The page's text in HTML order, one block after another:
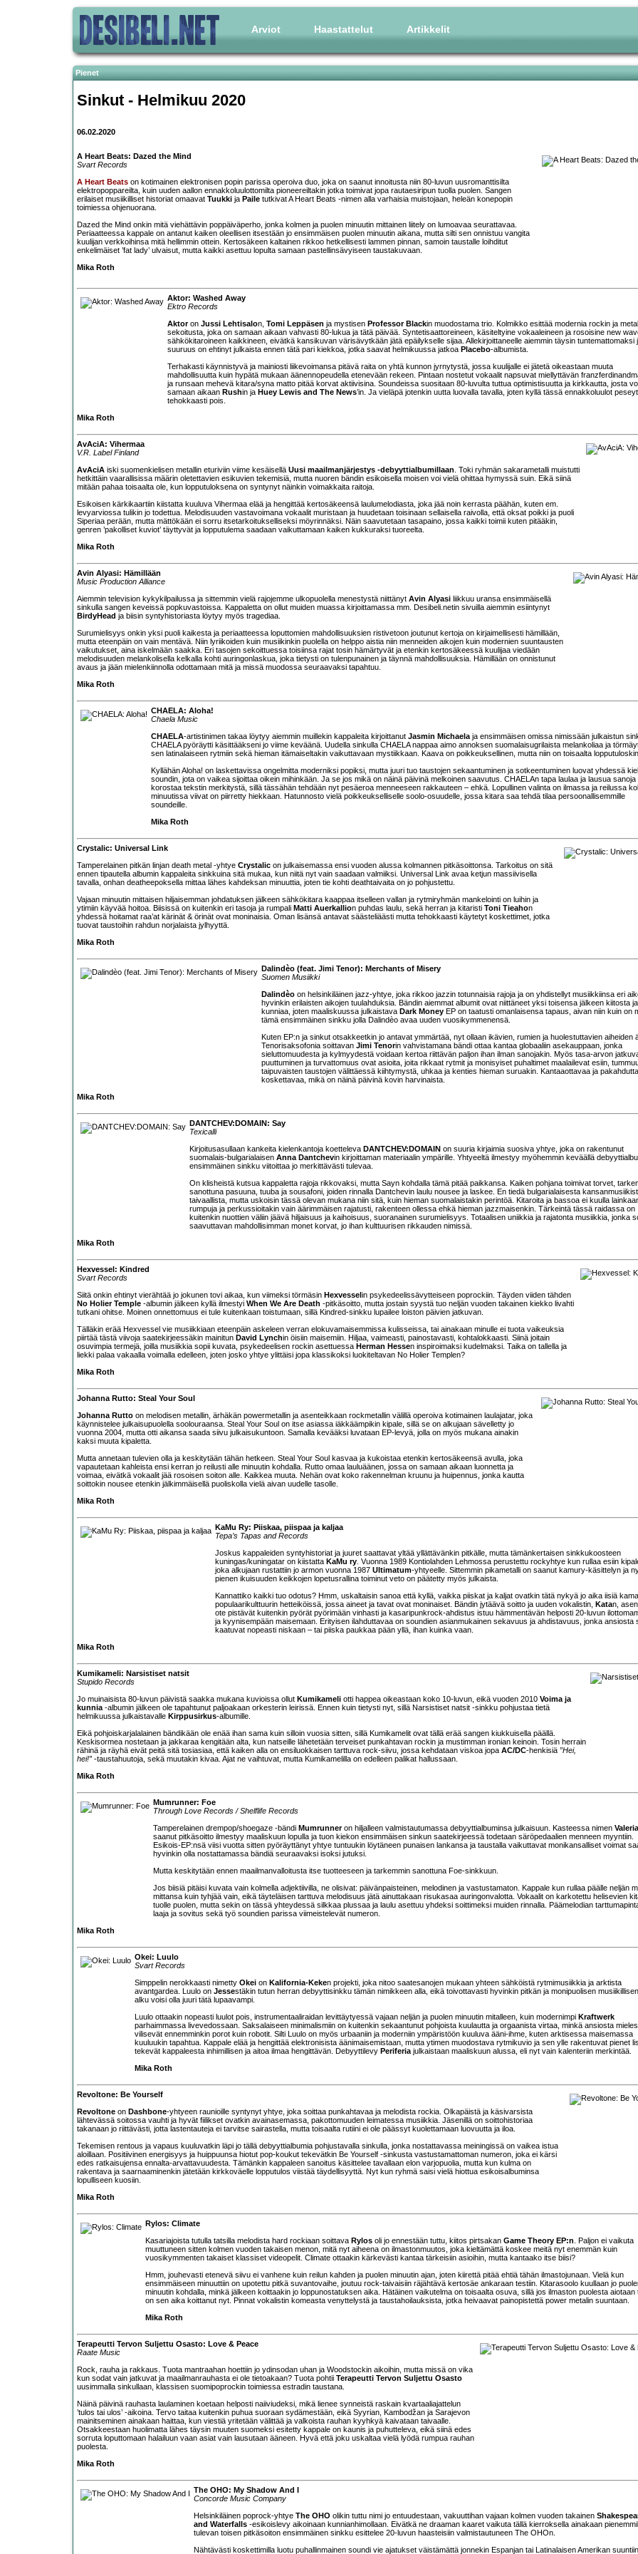
Arviot Haastattelut Artikkelit
Pienet
Sinkut - Helmikuu 2020
06.02.2020
A Heart Beats: Dazed the Mind
Svart Records
A Heart Beats on kotimainen elektronisen popin parissa operoiva duo, joka on saanut innoitusta niin 80-luvun uusromanttisilta
elektropoppareilta, kuin uuden aallon ennakkoluulottomilta pioneereiltakin jotka toimivat jopa rautaesiripun tuolla puolen. Sangen
erilaiset musiikilliset historiat omaavat Tuukki ja Paile tutkivat A Heart Beats -nimen alla varhaisia muistojaan, heleän konepopin
toimiessa ohjenuorana.
Dazed the Mind onkin mitä viehättävin poppäiväperho, jonka kolmen ja puolen minuutin mittainen liitely on lumoavaa seurattavaa.
Periaatteessa kappale on antanut kaiken oleellisen itsestään jo ensimmäisen puolen minuutin aikana, mutta silti sen onnistuu vangita
kuulijan verkkoihinsa mitä hellimmin ottein. Kertosäkeen kaltainen rikkoo hetkellisesti lammen pinnan, samoin taustalle loihditut
enkelimäiset ’fat lady’ ulvaisut, mutta kaikki asettuu lopulta samaan pastellinsävyiseen taustakuvaan.
Mika Roth
Aktor: Washed Away
Ektro Records
Aktoron Jussi Lehtisalon, Tomi Leppäsen ja mystisen Professor Blackin muodostama trio. Kolmikko esittää modernia rockin ja
sekoitusta, joka on samaan aikaan vahvasti 80-lukua ja tätä päivää. Syntetisaattoreineen, käsiteltyine vokaaleineen ja rosoisine new
sähkökitaroineen kaikkineen, eivätkä kansikuvan värisävytkään jätä epäilykselle sijaa. Allekirjoittaneelle aiemmin täysin tuntemattomaksi
suuruus on ehtinyt julkaista ennen tätä pari kiekkoa, jotka saavat helmikuussa jatkoa Placebo-albumista.
Terhakasti käynnistyvä ja mainiosti liikevoimansa pitävä raita on yhtä kunnon jyrnytystä, jossa kuulijalle ei jätetä oikeastaan muuta
mahdollisuutta kuin hypätä mukaan äänennopeudella etenevään rekeen. Pintaan nostetut vokaalit napsuvat miellyttävän
ja runsaan mehevä kitara/syna matto pitää korvat aktiivisina. Soundeissa suositaan 80-luvulta tuttua optimistisuutta ja kirkkautta, josta
samaan aikaan Rushin ja Huey Lewis and The News’in. Ja vieläpä jotenkin uutta luovalla tavalla, joten kyllä tässä ennakkoluulot
tehokkaasti pois.
Mika Roth
AvAciA: Vihermaa
V.R. Label Finland
AvAciA iski suomenkielisen metallin eturiviin viime kesäisellä Uusi maailmanjärjestys -debyyttialbumillaan . Toki ryhmän sakarametalli muistutti
hetkittäin vaarallisissa määrin oletettavien esikuvien tekemisiä, mutta nuoren bändin esikoisella moisen voi vielä ohittaa hymyssä suin. Eikä siinä
mitään pahaa toisaalta ole, kun lopputuloksena on syntynyt näinkin voimakkaita raitoja.
Esikoisen kärkikaartiin kiistatta kuuluva Vihermaa elää ja hengittää kertosäkeensä laulumelodiasta, joka jää noin kerrasta päähän, kuten em.
levyarviossa tulikin jo todettua. Melodisuuden vastavoimana vokaalit muristaan ja huudetaan toisinaan sellaisella raivolla, että oksat poikki ja puoli
Siperiaa perään, mutta mättökään ei sorru itsetarkoitukselliseksi möyrinnäksi. Näin saavutetaan tasapaino, jossa kaikki toimii kuten pitääkin,
genren ’pakolliset kuviot’ täyttyvät ja lopputulema saadaan vaikuttamaan kaiken kukkuraksi tuoreelta.
Mika Roth
Avin Alyasi: Hämillään
Music Production Alliance
Aiemmin television kykykilpailussa ja sittemmin vielä rajojemme ulkopuolella menestystä niittänyt Avin Alyasi liikkuu uransa ensimmäisellä
sinkulla sangen keveissä popkuvastoissa. Kappaletta on ollut muiden muassa kirjoittamassa mm. Desibeli.netin sivuilla aiemmin esiintynyt
BirdyHead ja biisin syntyhistoriasta löytyy myös tragediaa.
Surumielisyys onkin yksi puoli kaikesta ja periaatteessa loputtomien mahdollisuuksien ristivetoon joutunut kertoja on kirjaimellisesti hämillään,
mutta eteenpäin on vain mentävä. Niin lyriikoiden kuin musiikinkin puolella on helppo aistia niin menneiden aikojen kuin modernien suuntausten
vaikutukset, aina iskelmään saakka. Eri tasojen sekoittuessa toisiinsa rajat tosin hämärtyvät ja etenkin kertosäkeessä kuulijaa viedään
melodisuuden melankolisella kelkalla kohti auringonlaskua, joka tietysti on tulenpunainen ja täynnä mahdollisuuksia. Hämillään on onnistunut
avaus ja jään mielenkiinnolla odottamaan mitä ja missä muodossa seuraavaksi tapahtuu.
Mika Roth
CHAELA: Aloha!
Chaela Music
CHAELA-artistinimen takaa löytyy aiemmin muillekin kappaleita kirjoittanut Jasmin Michaela ja ensimmäisen omissa nimissään julkaistun
CHAELA pyöräytti käsittääkseni jo viime keväänä. Uudella sinkulla CHAELA nappaa aimo annoksen suomalaisugrilaista melankoliaa ja
sen latinalaiseen rytmiin sekä hieman itämaiseltakin vaikuttavaan mystiikkaan. Kaava on poikkeuksellinen, mutta niin on toisaalta lopputuloskin.
Kyllähän Aloha! on laskettavissa ongelmitta moderniksi popiksi, mutta juuri tuo taustojen sekaantuminen ja sotkeentuminen luovat yhdessä
soundin, jota on vaikea sijoittaa oikein mihinkään. Ja se jos mikä on näinä päivinä melkoinen saavutus. CHAELAn tapa laulaa ja lausua sanoja
korostaa tekstin merkitystä, sillä tässähän tehdään nyt pesäeroa menneeseen rakkauteen – ehkä. Lopullinen valinta on ilmassa ja reilussa
minuutissa viivat on piirretty hiekkaan. Hatunnosto vielä poikkeukselliselle soolo-osuudelle, jossa kitara saa tehdä tilaa persoonallisemmille
soundeille.
Mika Roth
Crystalic: Universal Link
Tamperelainen pitkän linjan death metal -yhtye Crystalic on julkaisemassa ensi vuoden alussa kolmannen pitkäsoittonsa. Tarkoitus on sitä
ennen tipautella albumin kappaleita sinkkuina sitä mukaa, kun niitä nyt vain saadaan valmiiksi. Universal Link avaa ketjun massiivisella
tavalla, onhan deatheepoksella mittaa lähes kahdeksan minuuttia, joten tie kohti deathtaivaita on jo pohjustettu.
Vajaan minuutin mittaisen hiljaisemman johdatuksen jälkeen sähkökitara kaappaa itselleen vallan ja rytmiryhmän mankelointi on luihin ja
ytimiin käyvää hoitoa. Biisissä on kuitenkin eri tasoja ja rumpali Matti Auerkallion puhdas laulu, sekä herran ja kitaristi Toni Tieahon
yhdessä hoitamat raa’at kärinät & örinät ovat moninaisia. Oman lisänsä antavat säästeliäästi mutta tehokkaasti käytetyt koskettimet, jotka
tuovat taustoihin rahdun norjalaista jylhyyttä.
Mika Roth
Dalindèo (feat. Jimi Tenor): Merchants of Misery
Suomen Musiikki
Dalindèo on helsinkiläinen jazz-yhtye, joka rikkoo jazzin totunnaisia rajoja ja on yhdistellyt musiikkiinsa eri
hyvinkin erilaisten aikojen tuulahduksia. Bändin aiemmat albumit ovat niittäneet yksi toisensa jälkeen kiitosta ja
kunniaa, joten maaliskuussa julkaistava Dark Money EP on taatusti omanlaisensa tapaus, aivan niin kuin on
tämä ensimmäinen sinkku jolla Dalindèo avaa uuden vuosikymmenensä.
Kuten EP:n ja sinkut otsakkeetkin jo antavat ymmärtää, nyt ollaan ikävien, rumien ja huolestuttavien aiheiden
Tenorisaksofonia soittavan Jimi Tenorin vahvistamana bändi ottaa kantaa globaaliin asekauppaan, jonka
sieluttomuudesta ja kylmyydestä voidaan kertoa riittävän paljon ihan ilman sanojakin. Myös tasa-arvon
puuttuminen ja turvattomuus ovat asioita, joita rikkaat rytmit ja monisyiset puhaltimet maalailevat esiin,
taipuvaisten taustojen välittäessä kiihtymystä, uhkaa ja kenties hieman suruakin. Kantaaottavaa ja
koskettavaa, mikä on näinä päivinä kovin harvinaista.
Mika Roth
DANTCHEV:DOMAIN: Say
Texicalli
Kirjoitusasullaan kankeita kielenkantoja koetteleva DANTCHEV:DOMAIN on suuria kirjaimia suosiva yhtye, joka on rakentunut
suomalais-bulgarialaisen Anna Dantchevin kirjoittaman materiaalin ympärille. Yhtyeeltä ilmestyy myöhemmin keväällä
ensimmäinen sinkku viitoittaa jo merkittävästi tulevaa.
On klisheistä kutsua kappaletta rajoja rikkovaksi, mutta Sayn kohdalla tämä pitää paikkansa. Kaiken pohjana toimivat torvet,
sanottuna pasuuna, tuuba ja sousafoni, joiden rinnalla Dantchevin laulu nousee ja laskee. En tiedä bulgarialaisesta
taivaallista, mutta uskoisin tässä olevan mukana niin sitä, kuin hieman suomalaistakin perintöä. Kitaroita ja bassoa ei kuulla
rumpuja ja perkussioitakin vain äärimmäisen rajatusti, rakenteen ollessa ehkä hieman jazzmaisenkin. Tärkeintä tässä raidassa on
kuitenkin nuottien väliin jäävä hiljaisuus ja kaihoisuus, suoranainen surumielisyys. Totaalisen uniikkia ja rajatonta musiikkia, jonka
saavuttavan mahdollisimman monet korvat, jo ihan kulttuurisen rikkauden nimissä.
Mika Roth
Hexvessel: Kindred
Svart Records
Siitä onkin ehtinyt vierähtää jo jokunen tovi aikaa, kun viimeksi törmäsin Hexvesselin psykedeelissävytteiseen poprockiin. Täyden viiden tähden
No Holier Temple -albumin jälkeen kyllä ilmestyi When We Are Death -pitkäsoitto, mutta jostain syystä tuo neljän vuoden takainen kiekko livahti
tutkani ohitse. Moinen onnettomuus ei tule kuitenkaan toistumaan, sillä Kindred-sinkku lupailee loiston päivien jatkuvan.
Tälläkin erää Hexvessel vie musiikkiaan eteenpäin askeleen verran elokuvamaisemmissa kulisseissa, tai ainakaan minulle ei tuota vaikeuksia
piirtää tästä viivoja saatekirjeessäkin mainitun David Lynchin öisiin maisemiin. Hiljaa, vaimeasti, painostavasti, kohtalokkaasti. Siinä joitain
osuvimpia termejä, joilla musiikkia sopii kuvata, psykedeelisen rockin asettuessa Herman Hessen inspiroimaksi kudelmaksi. Taika on tallella ja
liekki palaa vakaalla voimalla edelleen, joten josko yhtye ylittäisi jopa klassikoksi luokiteltavan No Holier Templen?
Mika Roth
Johanna Rutto: Steal Your Soul
Johanna Rutto on melodisen metallin, ärhäkän powermetallin ja asenteikkaan rockmetallin välillä operoiva kotimainen laulajatar, joka
käynnistelee julkaisupuolella soolouraansa. Steal Your Soul on itse asiassa iäkkäämpikin kipale, sillä se on alkujaan sävelletty jo
vuonna 2004, mutta otti aikansa saada siivu julkaisukuntoon. Samalla kevääksi luvataan EP-levyä, jolla on myös mukana ainakin
kaksi muuta kipaletta.
Mutta annetaan tulevien olla ja keskitytään tähän hetkeen. Steal Your Soul kasvaa ja kukoistaa etenkin kertosäkeensä avulla, joka
vapautetaan kahleista ensi kerran jo reilusti alle minuutin kohdalla. Rutto omaa lauluäänen, jossa on samaan aikaan luonnetta ja
voimaa, eivätkä vokaalit jää rosoisen soiton alle. Kaikkea muuta. Nehän ovat koko rakennelman kruunu ja huipennus, jonka kautta
soittokin nousee etenkin jälkimmäisellä puoliskolla vielä aivan uudelle tasolle.
Mika Roth
KaMu Ry: Piiskaa, piispaa ja kaljaa
Tepa’s Tapas and Records
Joskus kappaleiden syntyhistoriat ja juuret saattavat yltää yllättävänkin pitkälle, mutta tämänkertaisen sinkkukoosteen
kuningas/kuningatar on kiistatta KaMu ry . Vuonna 1989 Kontiolahden Lehmossa perustettu rockyhtye kun rullaa esiin
joka alkujaan rustattiin jo armon vuonna 1987 Ultimatum-yhtyeelle. Sittemmin pikametalli on saanut kamury-käsittelyn ja
pienen ikuisuuden keikkojen lopetusrallina toiminut veto on päätetty myös julkaista.
Kannattiko kaikki tuo odotus? Hmm, uskaltaisin sanoa että kyllä, vaikka piiskat ja kaljat ovatkin tätä nykyä jo aika iisiä
populaarikulttuurin hetteiköissä, jossa aineet ja tavat ovat moninaiset. Bändin jytäävä soitto ja uuden vokalistin, Katan,
ote pistävät kuitenkin pyörät pyörimään vinhasti ja kasaripunkrock-ahdistus istuu hämmentävän helposti 20-luvun
ja kyynisempään maisemaan. Erityisen ilahduttavaa on soundien asianmukainen sekavuus ja ahdistavuus, jonka ansiosta
kaatuvat nopeasti niskaan – tai piiska paukkaa pään yllä, ihan kuinka vaan.
Mika Roth
Kumikameli: Narsistiset natsit
Stupido Records
Jo muinaisista 80-luvun päivistä saakka mukana kuvioissa ollut Kumikameli otti happea oikeastaan koko 10-luvun, eikä vuoden 2010 Voima ja
kunnia -albumin jälkeen ole tapahtunut paljoakaan orkesterin leirissä. Ennen kuin tietysti nyt, sillä Narsistiset natsit -sinkku pohjustaa tietä
helmikuussa julkaistavalle Kirppusirkus-albumille.
Eikä pohjoiskarjalalainen bändikään ole enää ihan sama kuin silloin vuosia sitten, sillä Kumikamelit ovat tällä erää sangen kiukkuisella päällä.
Keskisormea nostetaan ja jakkaraa kengitään alta, kun natseille lähetetään terveiset punkahtavan rockin ja mustimman ironian keinoin. Tosin herrain
rähinä ja räyhä eivät peitä sitä tosiasiaa, että kaiken alla on ensiluokkaisen tarttuva rock-siivu, jossa kehdataan viskoa jopa AC/DC-henkisiä ”Hei,
hei!” -taustahuutoja, sekä muutakin kivaa. Ajat ne vaihtuvat, mutta Kumikamelilla on edelleen palikat hallussaan.
Mika Roth
Mumrunner: Foe
Through Love Records / Shelflife Records
Tamperelainen drempop/shoegaze -bändi Mumrunneron hiljalleen valmistautumassa debyyttialbuminsa julkaisuun. Kasteessa nimen
saanut pitkäsoitto ilmestyy maaliskuun lopulla ja tuon kiekon ensimmäisen sinkun saatekirjeessä todetaan säröpedaalien menneen myyntiin.
Esikois-EP:nsä viisi vuotta sitten pyöräyttänyt yhtye tuntuukin löytäneen punaisen lankansa ja taustalla vaikuttavat monikansalliset voimat
hyvinkin olla nostattamassa bändiä seuraavaksi isoksi jutuksi.
Mutta keskitytään ennen maailmanvalloitusta itse tuotteeseen ja tarkemmin sanottuna Foe-sinkkuun.
Jos biisiä pitäisi kuvata vain kolmella adjektiivilla, ne olisivat: päivänpaisteinen, melodinen ja vastustamaton. Kappale kun rullaa päälle neljän
mittansa kuin tyhjää vain, eikä täyteläisen tarttuva melodisuus jätä ainuttakaan risukasaa auringonvalotta. Vokaalit on karkotettu helisevien
tuolle puolen, mutta sekin on tässä yhteydessä silkkaa plussaa ja laulu asettuu yhdeksi soittimeksi muiden rinnalla. Päämelodian
laaja ja sovitus sekä työ soundien parissa viimeistelevät numeron.
Mika Roth
Okei: Luulo
Svart Records
Simppelin nerokkaasti nimetty Okei on Kalifornia-Keken projekti, joka nitoo saatesanojen mukaan yhteen sähköistä rytmimusiikkia ja arktista
avantgardea. Luulo on Jessestäkin tutun herran debyyttisinkku tämän nimikkeen alla, eikä toivottavasti hyvinkin pitkän ja monipuolisen
alku voisi olla juuri tätä lupaavampi.
Luulo ottaakin nopeasti luulot pois, instrumentaaliraidan levittäytyessä vajaan neljän ja puolen minuutin mitalleen, kuin modernimpi Kraftwerk
parhaimmassa livevedossaan. Saksalaiseen minimalismiin on kuitenkin sekaantunut pohjoista kuulautta ja orgaanista virtaa, minkä ansiosta
vilisevät ennemminkin porot kuin robotit. Silti Luulo on myös urbaaniin ja moderniin ympäristöön kuuluva ääni-ihme, kuten arktisessa maisemassa
kuuluukin tapahtua. Kappale elää ja hengittää elektronisista äänimaisemistaan, mutta ytimen muodostava rytmikuvio ja sen ylle rakentuvat pienet
tekevät kappaleesta inhimillisen ja aitoa ilmaa hengittävän. Debyyttilevy Periferia julkaistaan maaliskuun alussa, eli nyt vain kalenteriin merkintää.
Mika Roth
Revoltone: Be Yourself
Revoltone on Dashbone-yhtyeen raunioille syntynyt yhtye, joka soittaa punkahtavaa ja melodista rockia. Olkapäistä ja käsivarsista
lähtevässä soitossa vauhti ja hyvät fiilikset ovatkin avainasemassa, pakottomuuden leimatessa musiikkia. Jäsenillä on soittohistoriaa
takanaan jo riittävästi, jotta lastentauteja ei tarvitse sairastella, mutta toisaalta rutiini ei ole päässyt kuolettamaan luovuutta ja iloa.
Tekemisen rentous ja vapaus kuuluvatkin läpi jo tällä debyyttialbumia pohjustavalla sinkulla, jonka nostattavassa meiningissä on vaikea istua
aloillaan. Positiivinen energisyys ja huippuunsa hiotut pop-koukut tekevätkin Be Yourself -sinkusta vastustamattoman numeron, joka ei kärsi
edes ratkaisujensa ennalta-arvattavuudesta. Tämänkin kappaleen sanoitus käsittelee tavallaan elon varjopuolia, mutta kun kulma on
rakentava ja saarnaaminenkin jätetään kirkkoväelle lopputulos viistää täydellisyyttä. Nyt kun ryhmä saisi vielä hiottua esikoisalbuminsa
lopulliseen kuosiin.
Mika Roth
Rylos: Climate
Kasariajoista tutulla tatsilla melodista hard rockiaan soittava Rylos oli jo ennestään tuttu, kiitos pirtsakan Game Theory EP:n . Paljon ei vaikuta
muuttuneen sitten kolmen vuoden takaisen menon, mitä nyt aiheena on ilmastonmuutos, joka kieltämättä koskee meitä nyt enemmän kuin
vuosikymmenten takaiset klassiset videopelit. Climate ottaakin kärkevästi kantaa tärkeisiin asioihin, mutta kantaako itse biisi?
Hmm, jouhevasti etenevä siivu ei vanhene kuin reilun kahden ja puolen minuutin ajan, joten kiirettä pitää ehtiä tähän ilmastojunaan. Vielä kun
ensimmäiseen minuuttiin on upotettu pitkä suvantovaihe, joutuu rock-taivaisiin räjähtävä kertosäe ankaraan testiin. Kitarasoolo kuullaan jo
minuutin kohdalla, minkä jälkeen koittaakin jo loppunostatuksen aika. Hätäinen vaikutelma on toisaalta osuva, sillä jos ilmaston puolesta aiotaan
on sen aika koittanut nyt. Pinnat vokalistin komeasta venyttelystä ja taustahoilauksista, jotka heivaavat painopistettä power metalin suuntaan.
Mika Roth
Terapeutti Tervon Suljettu Osasto: Love & Peace
Raate Music
Rock, rauha ja rakkaus. Tuota mantraahan hoettiin jo ydinsodan uhan ja Woodstockin aikoihin, mutta missä on vika
kun sodat vain jatkuvat ja maailmanrauhasta ei ole tietoakaan? Tuota pohtii Terapeutti Tervon Suljettu Osasto
uusimmalla sinkullaan, klassisen suomipoprockin toimiessa estradin taustana.
Näinä päivinä rauhasta laulaminen koetaan helposti naiiviudeksi, mikä lienee synneistä raskain kvartaaliajattelun
’tulos tai ulos’ -aikoina. Tervo taitaa kuitenkin puhua suoraan sydämestään, eikä Syyrian, Kambodžan ja Sarajevon
mainitseminen ainakaan haittaa, kun viestiä yritetään välittää ja valkoista rauhan kyyhkyä kaivataan taivaalle.
Otsakkeestaan huolimatta lähes täysin muuten suomeksi esitetty kappale on kaunis ja puhutteleva, eikä siinä edes
sorruta loputtomaan halailuun vaan asiat vain lausutaan ääneen. Hyvä että joku uskaltaa vielä lyödä rumpua rauhan
puolesta.
Mika Roth
The OHO: My Shadow And I
Concorde Music Company
Helsinkiläinen poprock-yhtye The OHO olikin tuttu nimi jo entuudestaan, vakuuttihan vajaan kolmen vuoden takainen
and Waterfalls -esikoislevy aikoinaan kunnianhimollaan. Eivätkä ne draaman kaaret vaikuta tällä kierroksella ainakaan
tulevan toisen pitkäsoiton ensimmäinen sinkku esittelee 20-luvun haasteisiin valmistautuneen The OHOn.
Nähtävästi koskettimilla luotu puhallinmainen soundi vie ajatukset väistämättä jonnekin Espanjan tai Latinalaisen Amerikan suuntiin,